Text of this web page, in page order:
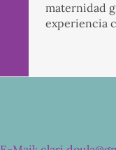
maternidad
experiencia